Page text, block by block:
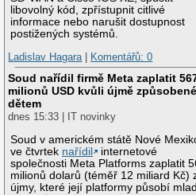
libovolný kód, zpřístupnit citlivé
informace nebo narušit dostupnost
postižených systémů.
Ladislav Hagara| Komentářů: 0
Soud nařídil firmě Meta zaplatit
milionů USD kvůli újmě způsobené
dětem
dnes 15:33 | IT novinky
Soud v americkém státě Nové
ve čtvrtek nařídil
internetové
společnosti Meta Platforms zaplatit
milionů dolarů (téměř 12 miliard Kč)
újmy, které její platformy působí